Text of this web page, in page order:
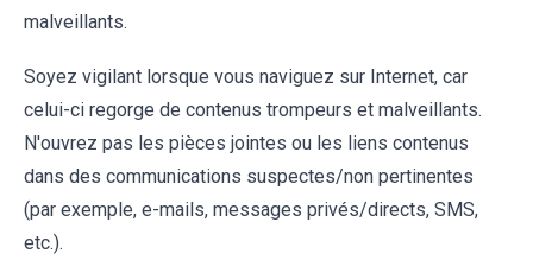
malveillants.
Soyez vigilant lorsque vous naviguez sur Internet, car
celui-ci regorge de contenus trompeurs et malveillants.
N'ouvrez pas les pièces jointes ou les liens contenus
dans des communications suspectes/non pertinentes
(par exemple, e-mails, messages privés/directs, SMS,
etc.).